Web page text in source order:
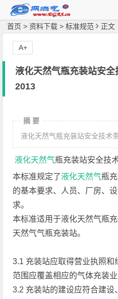
首页 >资料下载 >标准规范 正文
液化天然气瓶充装站安
2013
摘 要
液化天然气瓶充装站安全技术
液化天然气瓶充装站安全技
本标准规定了液化天然气瓶
的基本要求、人员、厂房、
求。
本标准适用于液化天然气瓶
天然气气瓶充装站。
3.1 充装站应取得营业执照
范围应覆盖相应的气体充装业
3.2 充装站的建设应符合建
A+